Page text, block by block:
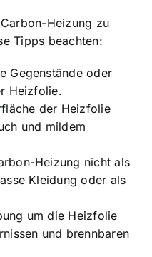
Heizung zu
Tipps beachten:
Gegenstände oder
Heizfolie.
der Heizfolie
und mildem
Heizung nicht als
Kleidung oder als
um die Heizfolie
und brennbaren